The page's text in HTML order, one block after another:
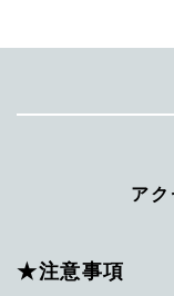
アク
★注意事項